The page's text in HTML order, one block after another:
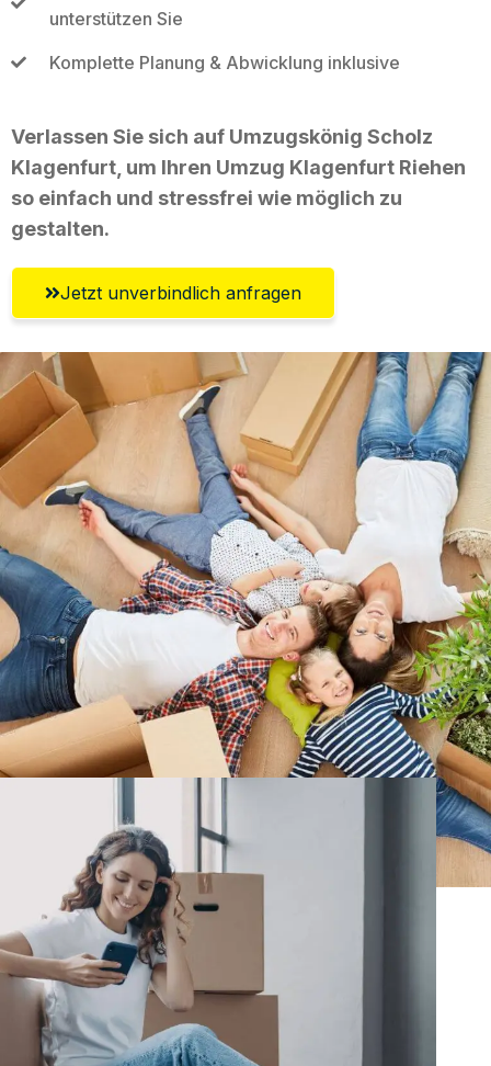
unterstützen Sie
Komplette Planung & Abwicklung inklusive
Verlassen Sie sich auf Umzugskönig Scholz
Klagenfurt, um Ihren Umzug Klagenfurt Riehen
so einfach und stressfrei wie möglich zu
gestalten.
Jetzt unverbindlich anfragen